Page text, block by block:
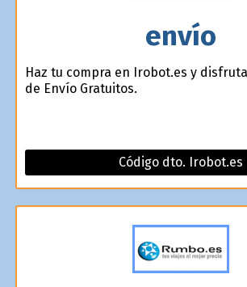
envío
Haz tu compra en Irobot.es y
de Envío Gratuitos.
Código dto. Irobot.es